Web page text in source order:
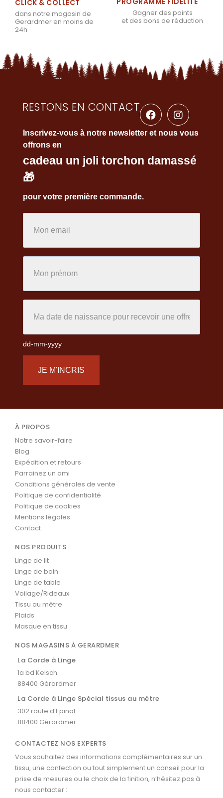
CLICK & COLLECT
dans notre magasin de
Gerardmer en moins de
24h
Gagner des points
et des bons de réduction
RESTONS EN CONTACT
Inscrivez-vous à notre newsletter et nous vous
offrons en
cadeau un joli torchon damassé
🎁
pour votre première commande.
dd-mm-yyyy
JE M'INCRIS
À PROPOS
Notre savoir-faire
Blog
Expédition et retours
Parrainez un ami
Conditions générales de vente
Politique de confidentialité
Politique de cookies
Mentions légales
Contact
NOS PRODUITS
Linge de lit
Linge de bain
Linge de table
Voilage/Rideaux
Tissu au mètre
Plaids
Masque en tissu
NOS MAGASINS À GERARDMER
La Corde à Linge
1a bd Kelsch
88400 Gérardmer
La Corde à Linge Spécial tissus au mètre
302 route d’Epinal
88400 Gérardmer
CONTACTEZ NOS EXPERTS
Vous souhaitez des informations complémentaires sur un
tissu, une confection ou tout simplement un conseil pour la
prise de mesures ou le choix de la finition, n’hésitez pas à
nous contacter :